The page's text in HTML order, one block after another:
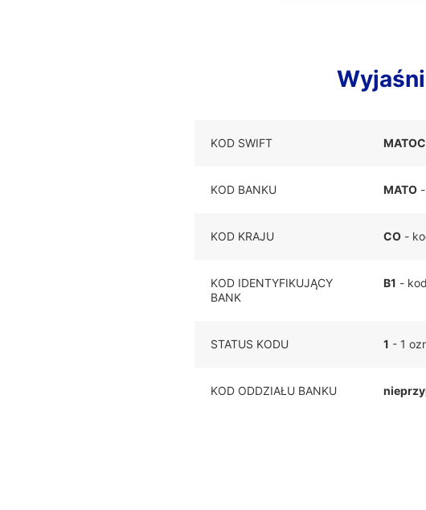
KOD SWIFT
KOD BANKU MATO
KOD KRAJU CO -
KOD IDENTYFIKUJĄCY
BANK
B1 -
STATUS KODU 1 - 1
KOD ODDZIAŁU BANKU